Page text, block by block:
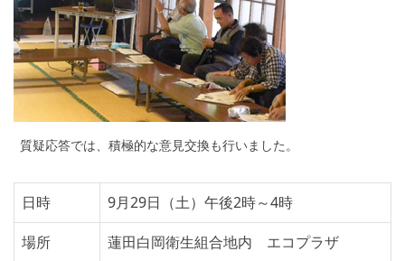
質疑応答では、積極的な意見交換も行いました。
日時
9月29日（土）午後2時～4時
場所
蓮田白岡衛生組合地内 エコプラザ